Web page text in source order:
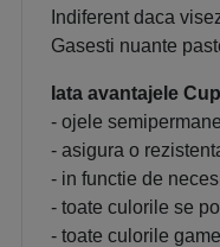
Indiferent daca
Gasesti nuante
Iata avantajele
- ojele
- asigura o
- in functie de
- toate culorile se
- toate culorile